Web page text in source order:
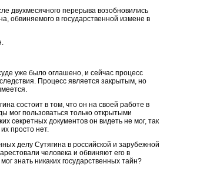
двухмесячного перерыва возобновились
обвиняемого в государственной измене в
уже было оглашено, и сейчас процесс
Процесс является закрытым, но
состоит в том, что он на своей работе в
мог пользоваться только открытыми
секретных документов он видеть не мог, так
просто нет.
делу Сутягина в российской и зарубежной
человека и обвиняют его в
знать никаких государственных тайн?